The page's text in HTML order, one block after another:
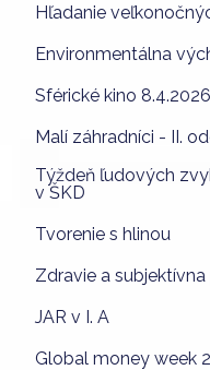
Hľadanie
Environmentálna
Sférické kino 8.4.2026
Malí záhradníci - II.
Týždeň ľudových
v ŠKD
Tvorenie s hlinou
Zdravie a
JAR v I. A
Global money week